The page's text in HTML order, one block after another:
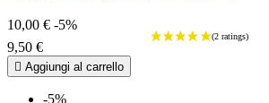
10,00 € -5%
9,50 €
 Aggiungi al carrello
-5%